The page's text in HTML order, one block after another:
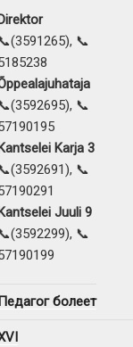
Direktor
📞(3591265), 📞
📞(3592695), 📞
Karja 3
📞(3592691), 📞
Juuli 9
📞(3592299), 📞
Педагог болеет